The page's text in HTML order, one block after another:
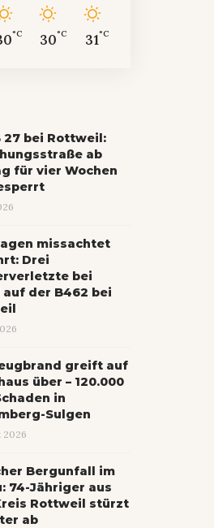
°C 30°C 31°C
27 bei Rottweil:
ab
für vier Wochen
missachtet
Drei
bei
der B462 bei
greift auf
über – 120.000
in
Sulgen
2026
Bergunfall im
74-Jähriger aus
Rottweil stürzt
ab